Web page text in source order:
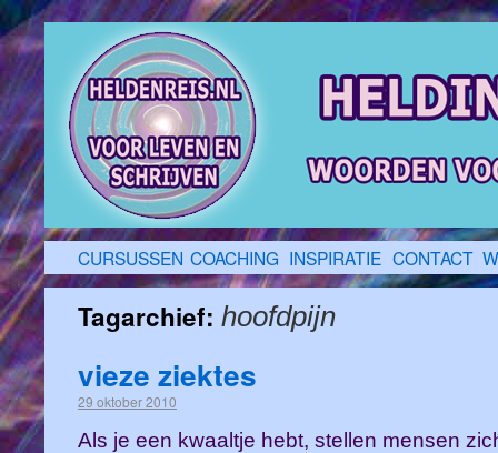
CURSUSSEN COACHING INSPIRATIE CONTACT
Tagarchief: hoofdpijn
vieze ziektes
29 oktober 2010
Als je een kwaaltje hebt, stellen mensen